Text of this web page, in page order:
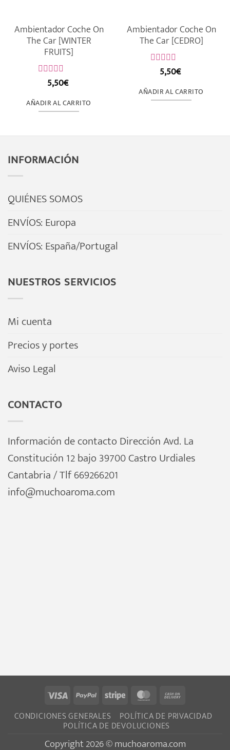
Ambientador Coche On
The Car [WINTER
FRUITS]
Valorado
de
5
5,50€
AÑADIR AL CARRITO
Ambientador Coche On
The Car [CEDRO]
Valorado
de
5
5,50€
AÑADIR AL CARRITO
INFORMACIÓN
QUIÉNES SOMOS
ENVÍOS: Europa
ENVÍOS: España/Portugal
NUESTROS SERVICIOS
Mi cuenta
Precios y portes
Aviso Legal
CONTACTO
Información de contacto Dirección Avd. La
Constitución 12 bajo 39700 Castro Urdiales
Cantabria / Tlf 669266201
info@muchoaroma.com
Visa PayPalStripe MasterCard
On
Delivery
CONDICIONES GENERALES POLÍTICA DE PRIVACIDAD
POLÍTICA DE DEVOLUCIONES
Copyright 2026 © muchoaroma.com